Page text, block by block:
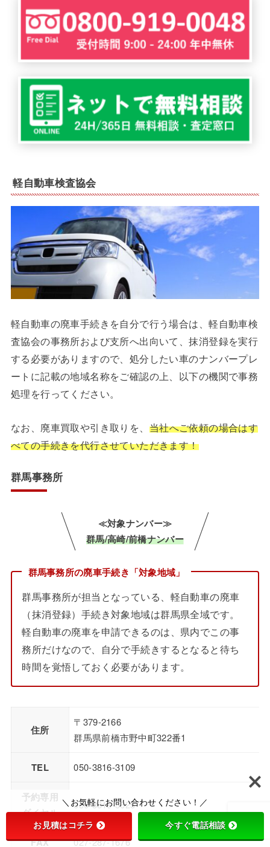
軽自動車検査協会
軽自動車の廃車手続きを自分で行う場合は、軽自動車検
査協会の事務所および支所へ出向いて、抹消登録を実行
する必要がありますので、処分したい車のナンバープレ
ートに記載の地域名称をご確認の上、以下の機関で事務
処理を行ってください。
なお、廃車買取や引き取りを、 当社へご依頼の場合はす
べての手続きを代行させていただきます！
群馬事務所
≪対象ナンバー≫
群馬/高崎/前橋ナンバー
群馬事務所の廃車手続き「対象地域」
群馬事務所が担当となっている、軽自動車の廃車
（抹消登録）手続き対象地域は群馬県全域です。
軽自動車の廃車を申請できるのは、県内でこの事
務所だけなので、自分で手続きするとなると待ち
時間を覚悟しておく必要があります。
住所
〒379-2166
群馬県前橋市野中町322番1
TEL 050-3816-3109
予約専用
ダイヤル
050-3818-8625
FAX 027-287-1676
＼お気軽にお問い合わせください！／
お見積はコチラ 今すぐ電話相談